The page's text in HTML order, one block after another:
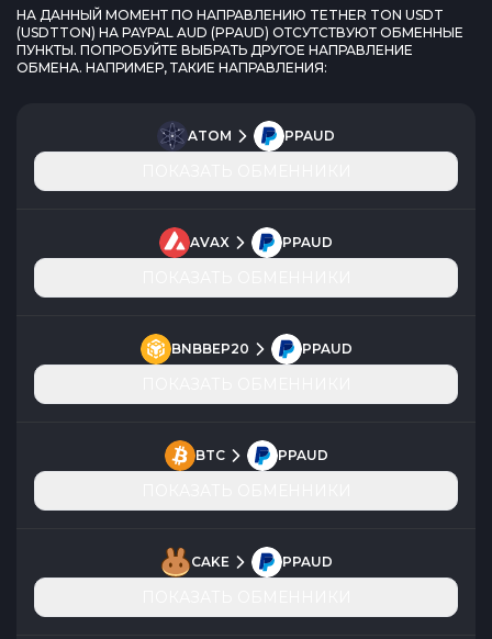
НА ДАННЫЙ МОМЕНТ ПО НАПРАВЛЕНИЮ TETHER TON USDT
(USDTTON) НА PAYPAL AUD (PPAUD) ОТСУТСТВУЮТ ОБМЕННЫЕ
ПУНКТЫ. ПОПРОБУЙТЕ ВЫБРАТЬ ДРУГОЕ НАПРАВЛЕНИЕ
ОБМЕНА. НАПРИМЕР, ТАКИЕ НАПРАВЛЕНИЯ:
ATOM PPAUD
AVAX PPAUD
BNBBEP20 PPAUD
BTC PPAUD
CAKE PPAUD